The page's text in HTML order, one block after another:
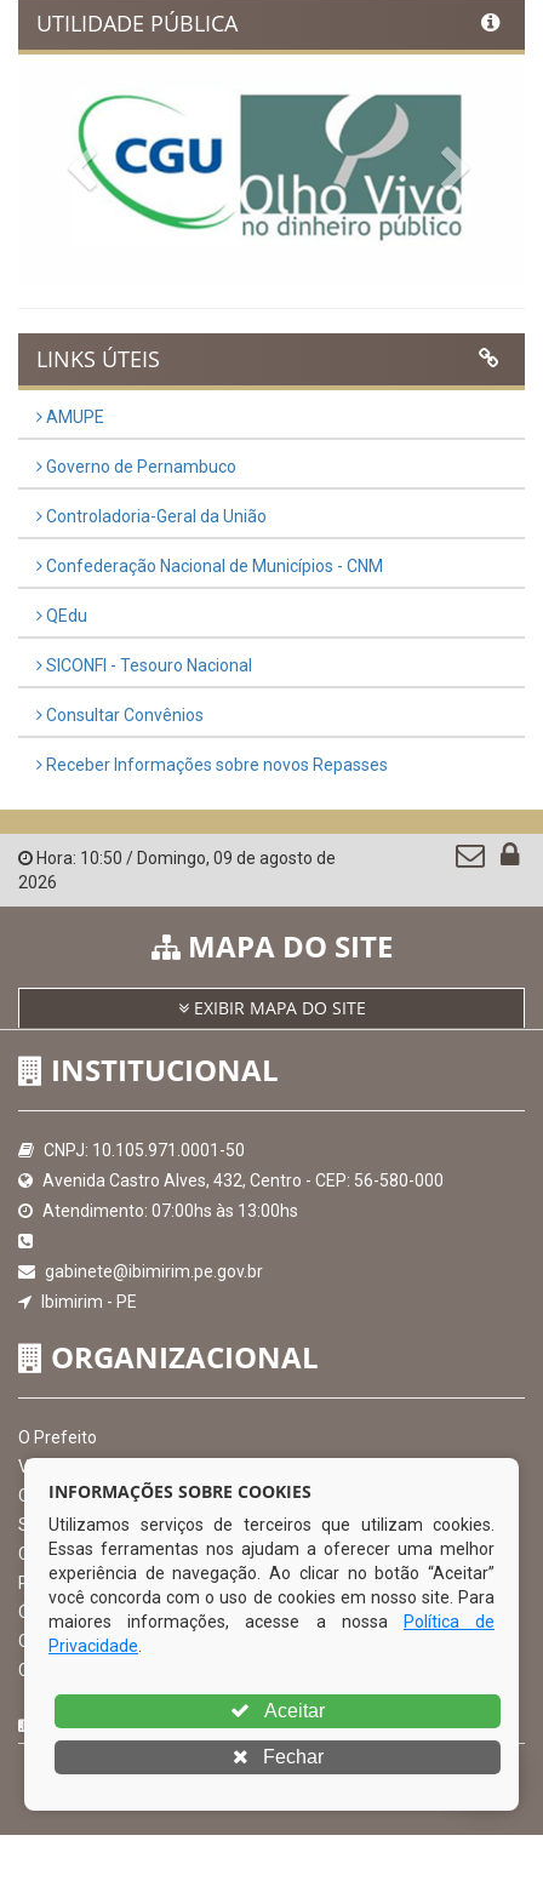
UTILIDADE PÚBLICA
Previous
LINKS ÚTEIS
AMUPE
Governo de Pernambuco
Controladoria-Geral da União
Confederação Nacional de Municípios - CNM
QEdu
SICONFI - Tesouro Nacional
Consultar Convênios
Receber Informações sobre novos Repasses
Hora: 10:50 / Domingo, 09 de agosto de
2026
MAPA DO SITE
EXIBIR MAPA DO SITE
INSTITUCIONAL
CNPJ: 10.105.971.0001-50
Avenida Castro Alves, 432, Centro - CEP: 56-580-000
Atendimento: 07:00hs às 13:00hs
gabinete@ibimirim.pe.gov.br
Ibimirim - PE
ORGANIZACIONAL
O Prefeito
Vice Prefeito
Ouvidoria Municipal
Serviço de Informação ao Cidadão – SIC
Chefe de Gabinete
Procuradoria Geral
Órgão de Controle Interno
Organograma
Comissão Permanente de Licitação – CPL
CURTA NOSSA FAN PAGE
INFORMAÇÕES SOBRE COOKIES
Utilizamos serviços de terceiros que utilizam cookies.
Essas ferramentas nos ajudam a oferecer uma melhor
experiência de navegação. Ao clicar no botão “Aceitar”
você concorda com o uso de cookies em nosso site. Para
maiores informações, acesse a nossa
Política de
Privacidade
Aceitar
Fechar